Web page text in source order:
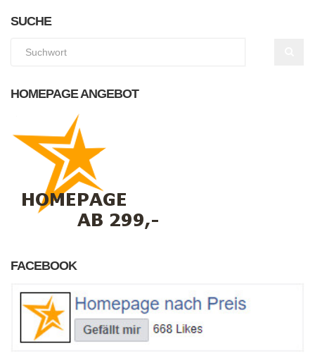
SUCHE
HOMEPAGE ANGEBOT
FACEBOOK